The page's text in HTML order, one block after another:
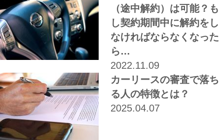
（途中解約）は可能？も
し契約期間中に解約をし
なければならなくなった
ら…
2022.11.09
カーリースの審査で落ち
る人の特徴とは？
2025.04.07